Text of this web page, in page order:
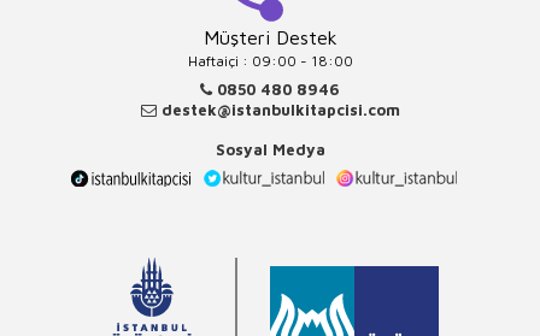
Müşteri Destek
Haftaiçi : 09:00 - 18:00
0850 480 8946
destek@istanbulkitapcisi.com
Sosyal Medya